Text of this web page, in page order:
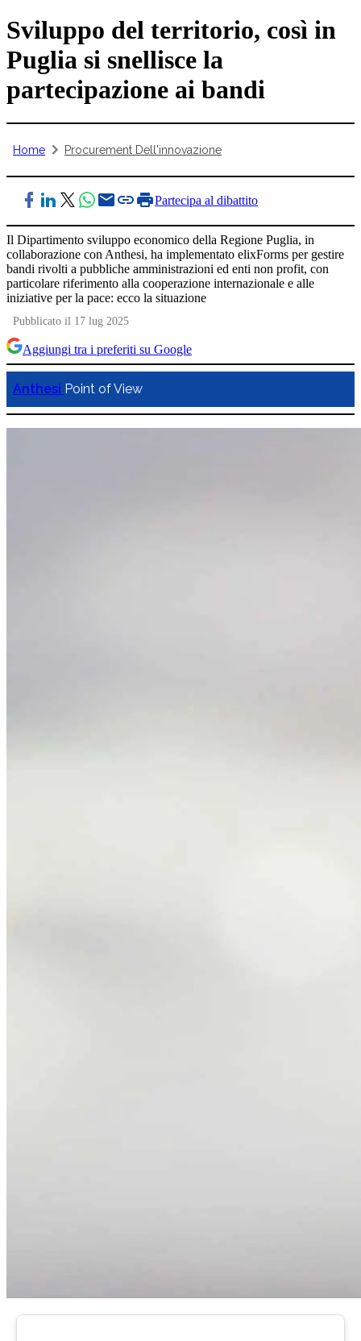
Sviluppo del territorio, così in
Puglia si snellisce la
partecipazione ai bandi
Home Procurement Dell'innovazione
Partecipa al dibattito
Il Dipartimento sviluppo economico della Regione Puglia, in
collaborazione con Anthesi, ha implementato elixForms per gestire
bandi rivolti a pubbliche amministrazioni ed enti non profit, con
particolare riferimento alla cooperazione internazionale e alle
iniziative per la pace: ecco la situazione
Pubblicato il 17 lug 2025
Aggiungi tra i preferiti su Google
Anthesi Point of View